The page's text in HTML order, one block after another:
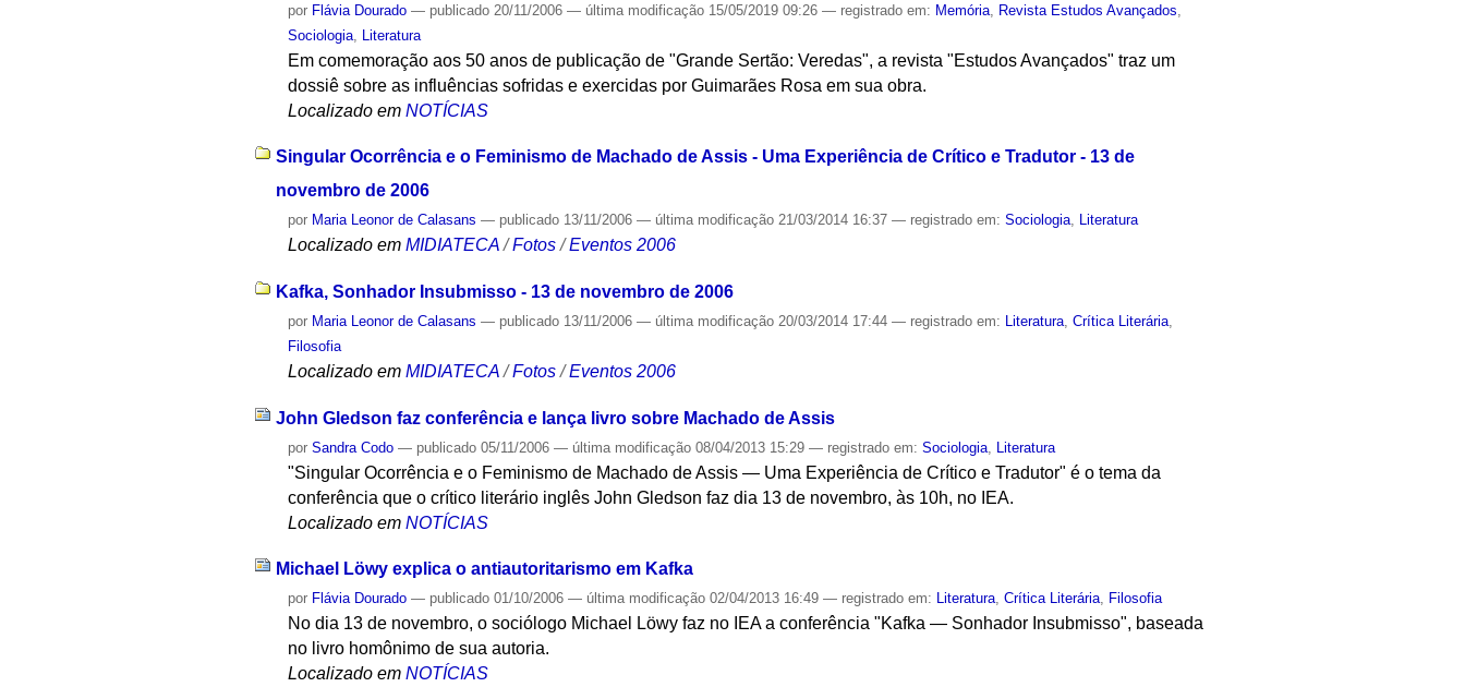
por Flávia Dourado — publicado 20/11/2006— última modificação 15/05/2019 09:26— registrado em: Memória Revista Estudos Avançados
Sociologia Literatura
Em comemoração aos 50 anos de publicação de "Grande Sertão: Veredas", a revista "Estudos Avançados" traz um
dossiê sobre as influências sofridas e exercidas por Guimarães Rosa em sua obra.
Localizado em NOTÍCIAS
Singular Ocorrência e o Feminismo de Machado de Assis - Uma Experiência de Crítico e Tradutor - 13 de
novembro de 2006
por Maria Leonor de Calasans — publicado 13/11/2006— última modificação 21/03/2014 16:37— registrado em:Sociologia, Literatura
Localizado em MIDIATECA /Fotos /Eventos 2006
Kafka, Sonhador Insubmisso - 13 de novembro de 2006
por Maria Leonor de Calasans — publicado 13/11/2006— última modificação 20/03/2014 17:44— registrado em: Literatura ,Crítica Literária
Filosofia
Localizado em MIDIATECA /Fotos /Eventos 2006
John Gledson faz conferência e lança livro sobre Machado de Assis
porSandra Codo — publicado 05/11/2006— última modificação 08/04/2013 15:29— registrado em:Sociologia Literatura
"Singular Ocorrência e o Feminismo de Machado de Assis — Uma Experiência de Crítico e Tradutor" é o tema da
conferência que o crítico literário inglês John Gledson faz dia 13 de novembro, às 10h, no IEA.
Localizado em NOTÍCIAS
Michael Löwy explica o antiautoritarismo em Kafka
por Flávia Dourado — publicado 01/10/2006— última modificação 02/04/2013 16:49— registrado em: Literatura,Crítica Literária, Filosofia
No dia 13 de novembro, o sociólogo Michael Löwy faz no IEA a conferência "Kafka — Sonhador Insubmisso", baseada
no livro homônimo de sua autoria.
Localizado em NOTÍCIAS